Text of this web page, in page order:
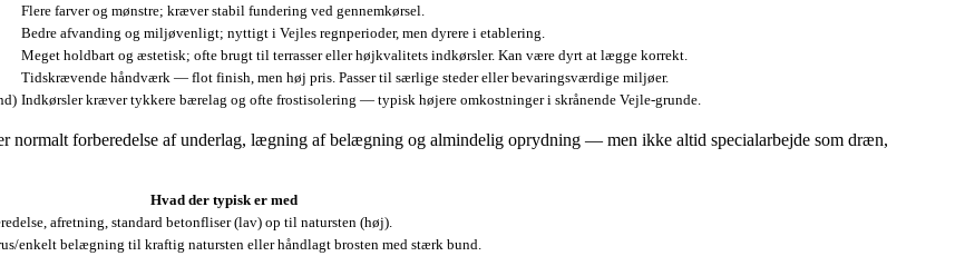
Flere farver og mønstre; kræver stabil fundering ved gennemkørsel.
Bedre afvanding og miljøvenligt; nyttigt i Vejles regnperioder, men dyrere i etablering.
Meget holdbart og æstetisk; ofte brugt til terrasser eller højkvalitets indkørsler. Kan være dyrt at lægge korrekt.
Tidskrævende håndværk — flot finish, men høj pris. Passer til særlige steder eller bevaringsværdige miljøer.
Indkørsler kræver tykkere bærelag og ofte frostisolering — typisk højere omkostninger i skrånende Vejle-grunde.
normalt forberedelse af underlag, lægning af belægning og almindelig oprydning — men ikke altid specialarbejde som dræn,
Hvad der typisk er med
afretning, standard betonfliser (lav) op til natursten (høj).
enkelt belægning til kraftig natursten eller håndlagt brosten med stærk bund.